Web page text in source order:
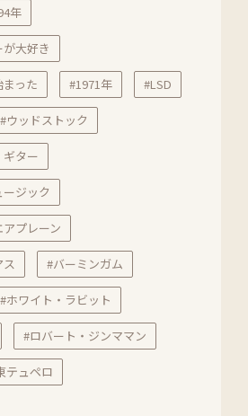
年
大好き
った #1971年 #LSD
#ウッドストック
ター
ジック
プレーン
ス #バーミンガム
#ホワイト・ラビット
#ロバート・ジンママン
テュペロ